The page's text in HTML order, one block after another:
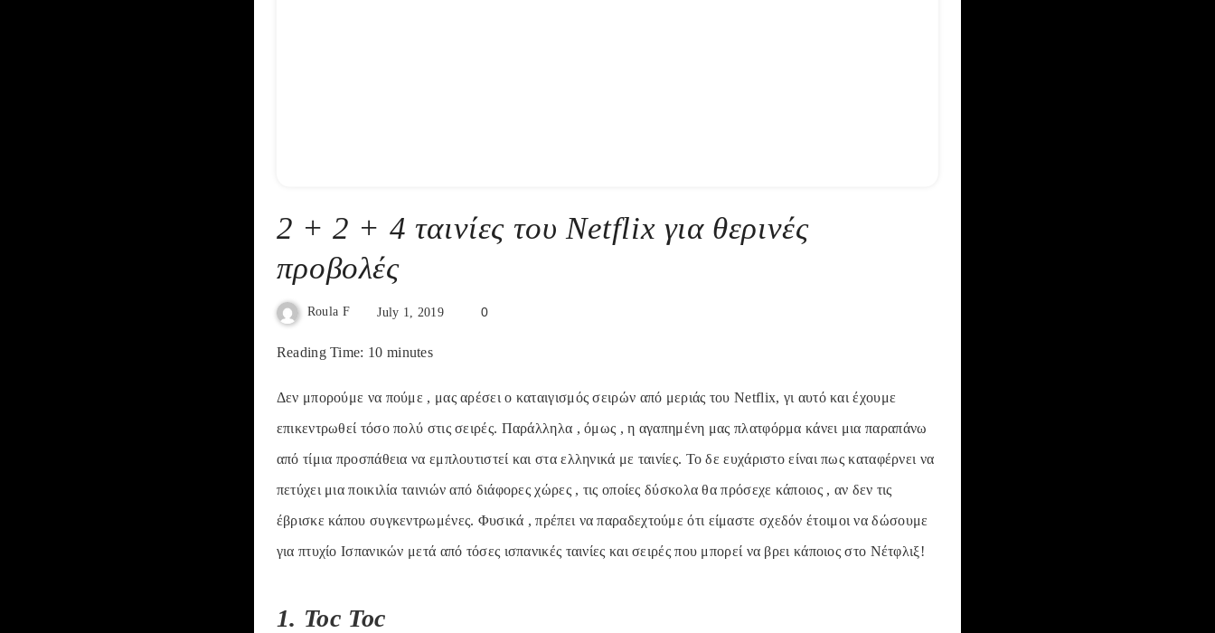
2 + 2 + 4 ταινίες του Netflix για θερινές
προβολές
Roula F July 1, 2019 0
Reading Time: 10 minutes
Δεν μπορούμε να πούμε , μας αρέσει ο καταιγισμός σειρών από μεριάς του Netflix, γι αυτό και έχουμε
επικεντρωθεί τόσο πολύ στις σειρές. Παράλληλα , όμως , η αγαπημένη μας πλατφόρμα κάνει μια παραπάνω
από τίμια προσπάθεια να εμπλουτιστεί και στα ελληνικά με ταινίες. Το δε ευχάριστο είναι πως καταφέρνει να
πετύχει μια ποικιλία ταινιών από διάφορες χώρες , τις οποίες δύσκολα θα πρόσεχε κάποιος , αν δεν τις
έβρισκε κάπου συγκεντρωμένες. Φυσικά , πρέπει να παραδεχτούμε ότι είμαστε σχεδόν έτοιμοι να δώσουμε
για πτυχίο Ισπανικών μετά από τόσες ισπανικές ταινίες και σειρές που μπορεί να βρει κάποιος στο Νέτφλιξ!
1. Toc Toc